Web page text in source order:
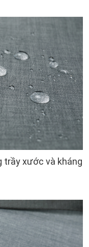
trầy xước và kháng